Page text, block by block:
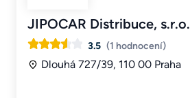
JIPOCAR Distribuce, s.r.o.
3.5 (1 hodnocení)
Dlouhá 727/39, 110 00 Praha